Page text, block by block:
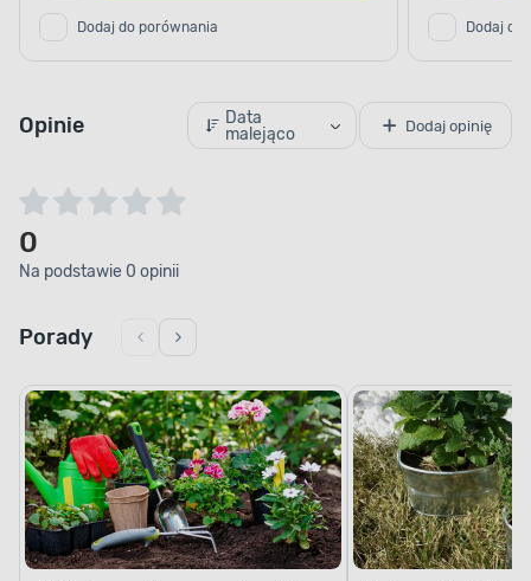
Dodaj do porównania Dodaj do
Opinie
Data
malejąco
Dodaj opinię
0
Na podstawie 0 opinii
Porady